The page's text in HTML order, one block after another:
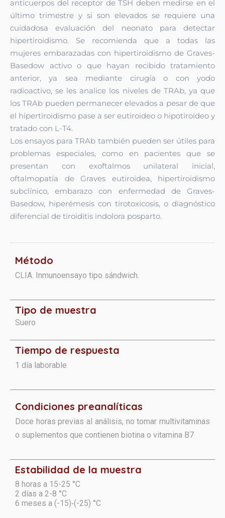
anticuerpos del receptor de TSH deben medirse en el
último trimestre y si son elevados se requiere una
cuidadosa evaluación del neonato para detectar
hipertiroidismo. Se recomienda que a todas las
mujeres embarazadas con hipertiroidismo de Graves-
Basedow activo o que hayan recibido tratamiento
anterior, ya sea mediante cirugía o con yodo
radioactivo, se les analice los niveles de TRAb, ya que
los TRAb pueden permanecer elevados a pesar de que
el hipertiroidismo pase a ser eutiroideo o hipotiroideo y
tratado con L-T4.
Los ensayos para TRAb también pueden ser útiles para
problemas especiales, como en pacientes que se
presentan con exoftalmos unilateral inicial,
oftalmopatía de Graves eutiroidea, hipertiroidismo
subclínico, embarazo con enfermedad de Graves-
Basedow, hiperémesis con tirotoxicosis, o diagnóstico
diferencial de tiroiditis indolora posparto.
Método
CLIA. Inmunoensayo tipo sándwich.
Tipo de muestra
Suero
Tiempo de respuesta
1 día laborable
Condiciones preanalíticas
Doce horas previas al análisis, no tomar multivitaminas
o suplementos que contienen biotina o vitamina B7
Estabilidad de la muestra
8 horas a 15-25 °C
2 días a 2-8 °C
6 meses a (-15)‑(-25) °C